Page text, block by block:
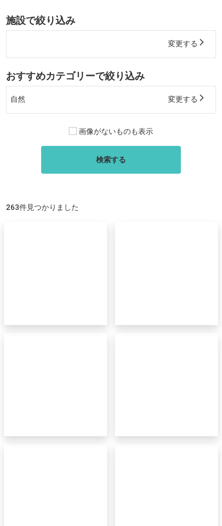
施設で絞り込み
変更する arrow_forward_ios
おすすめカテゴリーで絞り込み
変更する arrow_forward_ios
自然
画像がないものも表示
検索する
263件見つかりました